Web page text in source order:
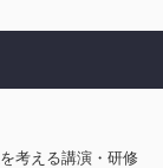
考える講演・研修